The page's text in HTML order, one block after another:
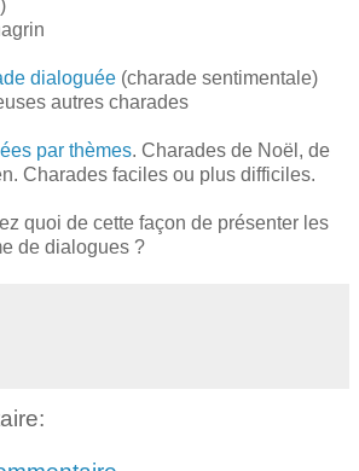
dialoguée (charade sentimentale)
autres charades
par thèmes. Charades de Noël, de
Charades faciles ou plus difficiles.
quoi de cette façon de présenter les
de dialogues ?